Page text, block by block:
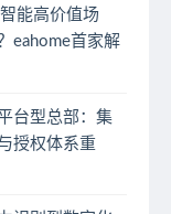
能高价值场
eahome首家解
台型总部：集
授权体系重